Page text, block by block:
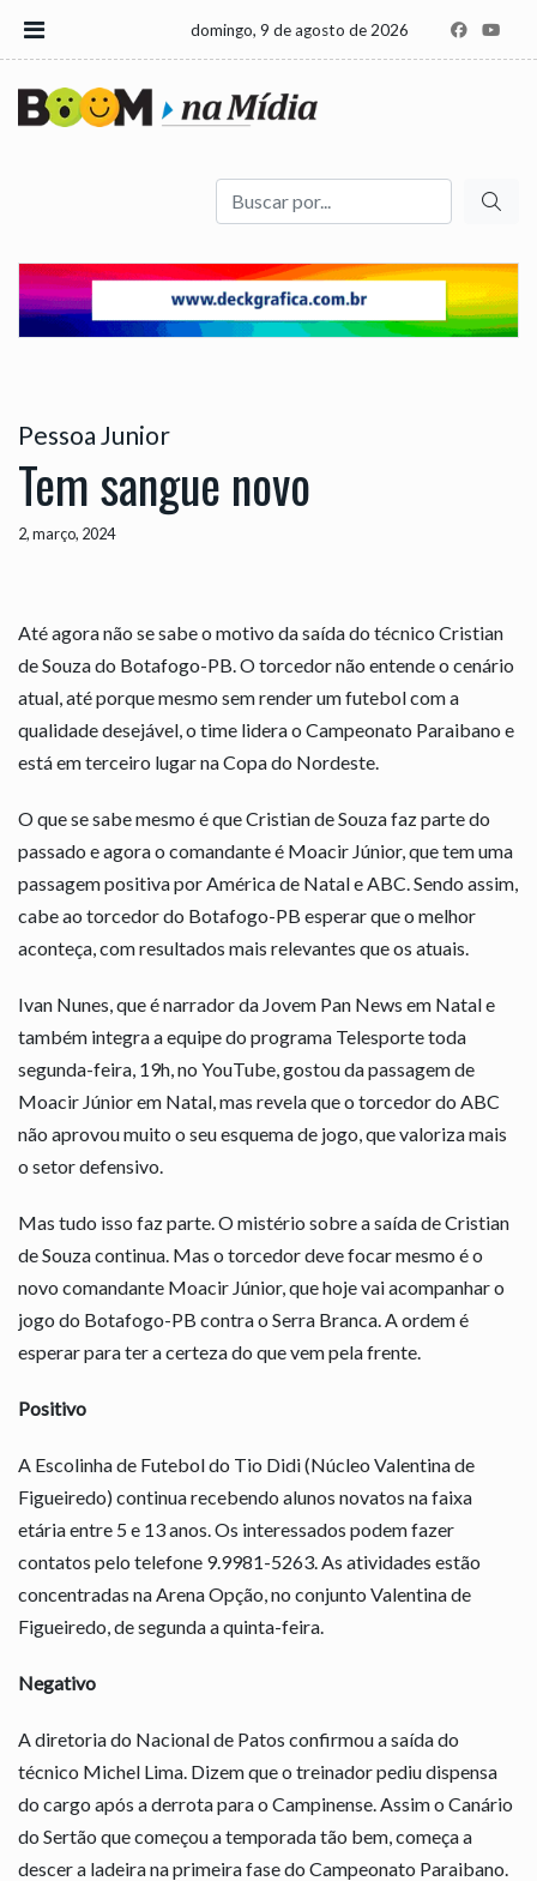
domingo, 9 de agosto de 2026
Buscar
Pessoa Junior
Tem sangue novo
2, março, 2024
Até agora não se sabe o motivo da saída do técnico Cristian
de Souza do Botafogo-PB. O torcedor não entende o cenário
atual, até porque mesmo sem render um futebol com a
qualidade desejável, o time lidera o Campeonato Paraibano e
está em terceiro lugar na Copa do Nordeste.
O que se sabe mesmo é que Cristian de Souza faz parte do
passado e agora o comandante é Moacir Júnior, que tem uma
passagem positiva por América de Natal e ABC. Sendo assim,
cabe ao torcedor do Botafogo-PB esperar que o melhor
aconteça, com resultados mais relevantes que os atuais.
Ivan Nunes, que é narrador da Jovem Pan News em Natal e
também integra a equipe do programa Telesporte toda
segunda-feira, 19h, no YouTube, gostou da passagem de
Moacir Júnior em Natal, mas revela que o torcedor do ABC
não aprovou muito o seu esquema de jogo, que valoriza mais
o setor defensivo.
Mas tudo isso faz parte. O mistério sobre a saída de Cristian
de Souza continua. Mas o torcedor deve focar mesmo é o
novo comandante Moacir Júnior, que hoje vai acompanhar o
jogo do Botafogo-PB contra o Serra Branca. A ordem é
esperar para ter a certeza do que vem pela frente.
Positivo
A Escolinha de Futebol do Tio Didi (Núcleo Valentina de
Figueiredo) continua recebendo alunos novatos na faixa
etária entre 5 e 13 anos. Os interessados podem fazer
contatos pelo telefone 9.9981-5263. As atividades estão
concentradas na Arena Opção, no conjunto Valentina de
Figueiredo, de segunda a quinta-feira.
Negativo
A diretoria do Nacional de Patos confirmou a saída do
técnico Michel Lima. Dizem que o treinador pediu dispensa
do cargo após a derrota para o Campinense. Assim o Canário
do Sertão que começou a temporada tão bem, começa a
descer a ladeira na primeira fase do Campeonato Paraibano.